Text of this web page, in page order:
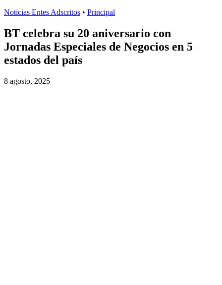
Noticias Entes Adscritos • Principal
BT celebra su 20 aniversario con
Jornadas Especiales de Negocios en 5
estados del país
8 agosto, 2025